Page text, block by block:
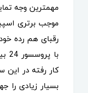
رقبای هم رده
کار رفته در این
بسیار زیادی را